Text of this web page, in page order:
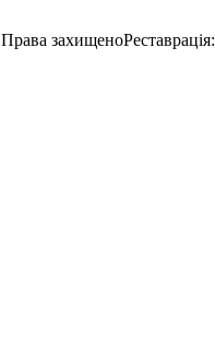
Права захищеноРеставрація: